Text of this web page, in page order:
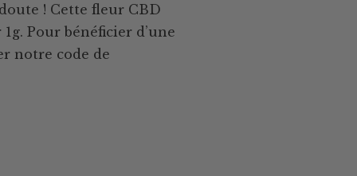
! Cette fleur CBD
Pour bénéficier d’une
notre code de